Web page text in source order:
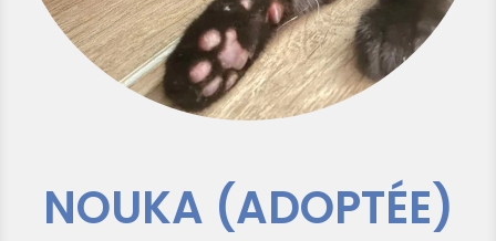
NOUKA (ADOPTÉE)